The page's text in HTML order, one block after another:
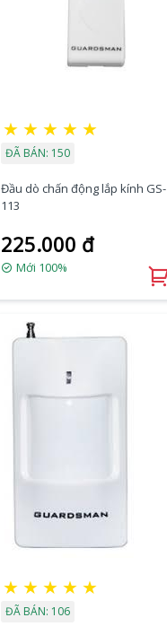
★ ★ ★ ★ ★
ĐÃ BÁN: 150
Đầu dò chấn động lắp kính GS-
113
225.000 đ
Mới 100%
★ ★ ★ ★ ★
ĐÃ BÁN: 106